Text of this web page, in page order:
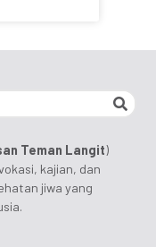
Teman Langit)
kajian, dan
jiwa yang